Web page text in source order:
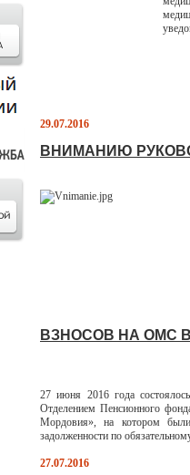
29.07.2016
ВНИМАНИЮ
ВЗНОСОВ НА ОМС
27 июня 2016 года
Отделением Пенсионного
Мордовия», на котором
задолженности по
27.07.2016